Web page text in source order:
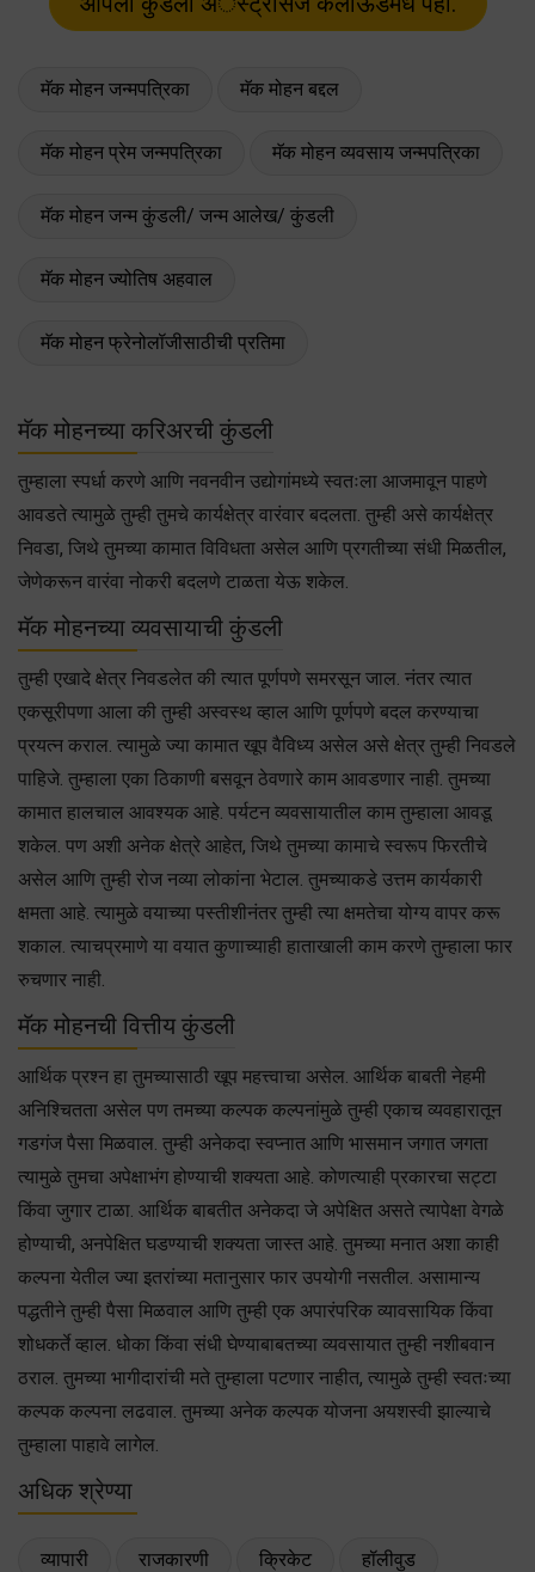
मॅक मोहन जन्मपत्रिका मॅक मोहन बद्दल
मॅक मोहन प्रेम जन्मपत्रिका मॅक मोहन व्यवसाय जन्मपत्रिका
मॅक मोहन जन्म कुंडली/ जन्म आलेख/ कुंडली
मॅक मोहन ज्योतिष अहवाल
मॅक मोहन फ्रेनोलॉजीसाठीची प्रतिमा
मॅक मोहनच्या करिअरची कुंडली
तुम्हाला स्पर्धा करणे आणि नवनवीन उद्योगांमध्ये स्वतःला आजमावून पाहणे
आवडते त्यामुळे तुम्ही तुमचे कार्यक्षेत्र वारंवार बदलता. तुम्ही असे कार्यक्षेत्र
निवडा, जिथे तुमच्या कामात विविधता असेल आणि प्रगतीच्या संधी मिळतील,
जेणेकरून वारंवा नोकरी बदलणे टाळता येऊ शकेल.
मॅक मोहनच्या व्यवसायाची कुंडली
तुम्ही एखादे क्षेत्र निवडलेत की त्यात पूर्णपणे समरसून जाल. नंतर त्यात
एकसूरीपणा आला की तुम्ही अस्वस्थ व्हाल आणि पूर्णपणे बदल करण्याचा
प्रयत्न कराल. त्यामुळे ज्या कामात खूप वैविध्य असेल असे क्षेत्र तुम्ही निवडले
पाहिजे. तुम्हाला एका ठिकाणी बसवून ठेवणारे काम आवडणार नाही. तुमच्या
कामात हालचाल आवश्यक आहे. पर्यटन व्यवसायातील काम तुम्हाला आवडू
शकेल. पण अशी अनेक क्षेत्रे आहेत, जिथे तुमच्या कामाचे स्वरूप फिरतीचे
असेल आणि तुम्ही रोज नव्या लोकांना भेटाल. तुमच्याकडे उत्तम कार्यकारी
क्षमता आहे. त्यामुळे वयाच्या पस्तीशीनंतर तुम्ही त्या क्षमतेचा योग्य वापर करू
शकाल. त्याचप्रमाणे या वयात कुणाच्याही हाताखाली काम करणे तुम्हाला फार
रुचणार नाही.
मॅक मोहनची वित्तीय कुंडली
आर्थिक प्रश्न हा तुमच्यासाठी खूप महत्त्वाचा असेल. आर्थिक बाबती नेहमी
अनिश्चितता असेल पण तमच्या कल्पक कल्पनांमुळे तुम्ही एकाच व्यवहारातून
गडगंज पैसा मिळवाल. तुम्ही अनेकदा स्वप्नात आणि भासमान जगात जगता
त्यामुळे तुमचा अपेक्षाभंग होण्याची शक्यता आहे. कोणत्याही प्रकारचा सट्टा
किंवा जुगार टाळा. आर्थिक बाबतीत अनेकदा जे अपेक्षित असते त्यापेक्षा वेगळे
होण्याची, अनपेक्षित घडण्याची शक्यता जास्त आहे. तुमच्या मनात अशा काही
कल्पना येतील ज्या इतरांच्या मतानुसार फार उपयोगी नसतील. असामान्य
पद्धतीने तुम्ही पैसा मिळवाल आणि तुम्ही एक अपारंपरिक व्यावसायिक किंवा
शोधकर्ते व्हाल. धोका किंवा संधी घेण्याबाबतच्या व्यवसायात तुम्ही नशीबवान
ठराल. तुमच्या भागीदारांची मते तुम्हाला पटणार नाहीत, त्यामुळे तुम्ही स्वतःच्या
कल्पक कल्पना लढवाल. तुमच्या अनेक कल्पक योजना अयशस्वी झाल्याचे
तुम्हाला पाहावे लागेल.
अधिक श्रेण्या
व्यापारी राजकारणी क्रिकेट हॉलीवुड